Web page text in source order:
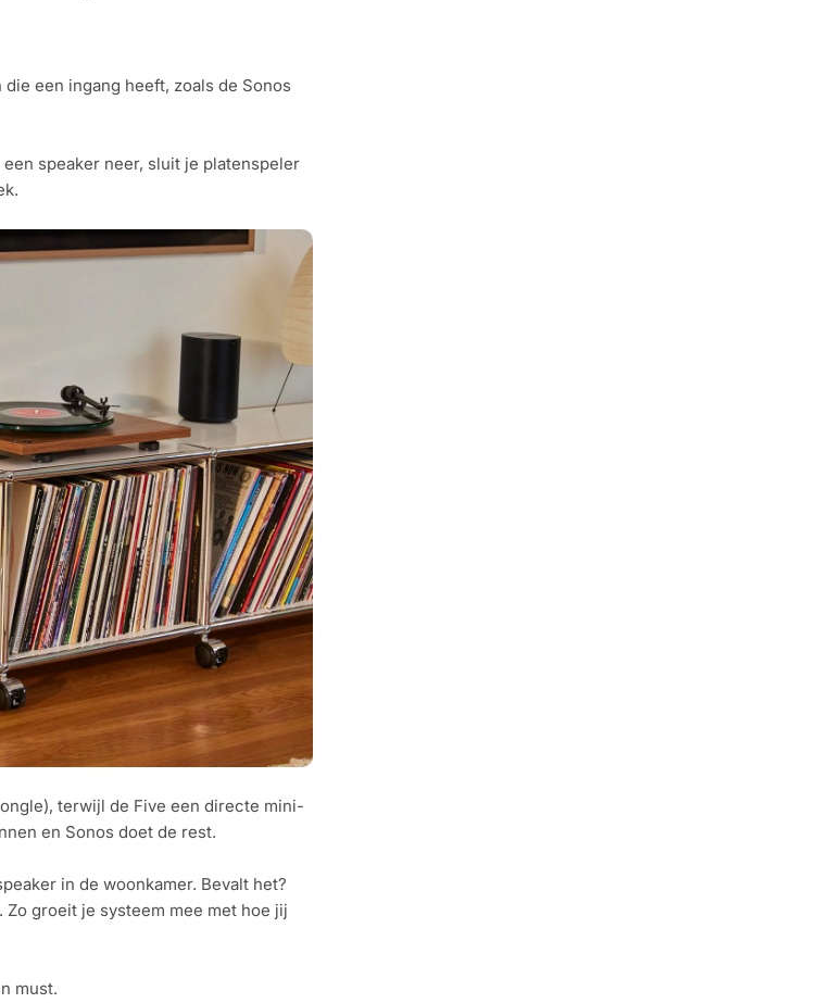
een ingang heeft, zoals de Sonos
speaker neer, sluit je platenspeler
terwijl de Five een directe mini-
en Sonos doet de rest.
in de woonkamer. Bevalt het?
groeit je systeem mee met hoe jij
must.